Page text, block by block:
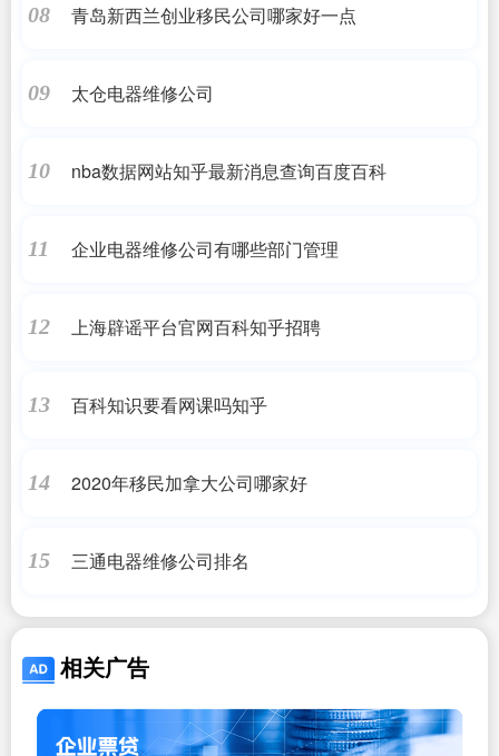
08 青岛新西兰创业移民公司哪家好一点
09 太仓电器维修公司
10 nba数据网站知乎最新消息查询百度百科
11 企业电器维修公司有哪些部门管理
12 上海辟谣平台官网百科知乎招聘
13 百科知识要看网课吗知乎
14 2020年移民加拿大公司哪家好
15 三通电器维修公司排名
相关广告